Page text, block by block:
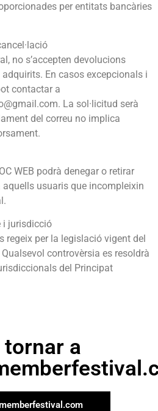
per entitats bancàries
no s’accepten devolucions
adquirits. En casos excepcionals i
contactar a
. La sol·licitud serà
del correu no implica
WEB podrà denegar o retirar
aquells usuaris que incompleixin
i jurisdicció
regeix per la legislació vigent del
Qualsevol controvèrsia es resoldrà
del Principat
a